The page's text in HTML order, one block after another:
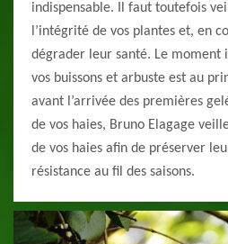
indispensable. Il faut toutefois
l’intégrité de vos plantes et, en
dégrader leur santé. Le moment
vos buissons et arbuste est au
avant l’arrivée des premières
de vos haies, Bruno Elagage
de vos haies afin de préserver
résistance au fil des saisons.